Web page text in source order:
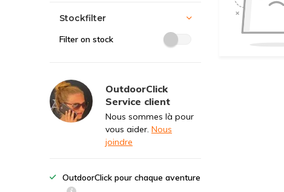
Stockfilter
Filter on stock
OutdoorClick
Service client
Nous sommes là pour
vous aider. Nous
joindre
OutdoorClick pour chaque aventure